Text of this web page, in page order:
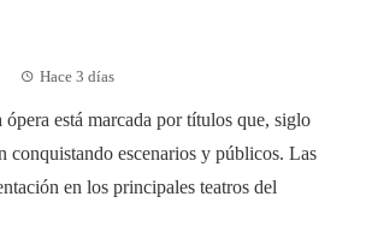
Hace 3 días
está marcada por títulos que, siglo
conquistando escenarios y públicos. Las
en los principales teatros del